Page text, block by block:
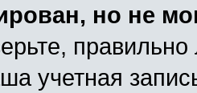
но не
учетная